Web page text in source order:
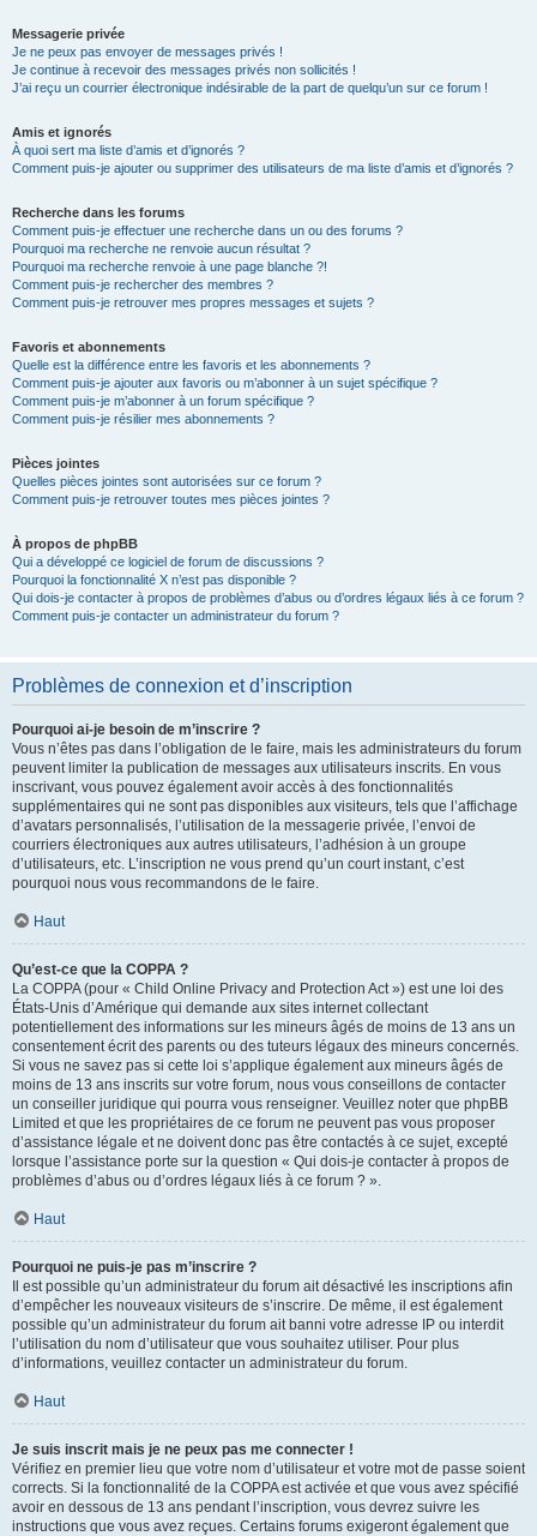
Messagerie privée
Je ne peux pas envoyer de messages privés !
Je continue à recevoir des messages privés non sollicités !
J’ai reçu un courrier électronique indésirable de la part de quelqu’un sur ce forum !
Amis et ignorés
À quoi sert ma liste d’amis et d’ignorés ?
Comment puis-je ajouter ou supprimer des utilisateurs de ma liste d’amis et d’ignorés ?
Recherche dans les forums
Comment puis-je effectuer une recherche dans un ou des forums ?
Pourquoi ma recherche ne renvoie aucun résultat ?
Pourquoi ma recherche renvoie à une page blanche ?!
Comment puis-je rechercher des membres ?
Comment puis-je retrouver mes propres messages et sujets ?
Favoris et abonnements
Quelle est la différence entre les favoris et les abonnements ?
Comment puis-je ajouter aux favoris ou m’abonner à un sujet spécifique ?
Comment puis-je m’abonner à un forum spécifique ?
Comment puis-je résilier mes abonnements ?
Pièces jointes
Quelles pièces jointes sont autorisées sur ce forum ?
Comment puis-je retrouver toutes mes pièces jointes ?
À propos de phpBB
Qui a développé ce logiciel de forum de discussions ?
Pourquoi la fonctionnalité X n’est pas disponible ?
Qui dois-je contacter à propos de problèmes d’abus ou d’ordres légaux liés à ce forum ?
Comment puis-je contacter un administrateur du forum ?
Problèmes de connexion et d’inscription
Pourquoi ai-je besoin de m’inscrire ?
Vous n’êtes pas dans l’obligation de le faire, mais les administrateurs du forum
peuvent limiter la publication de messages aux utilisateurs inscrits. En vous
inscrivant, vous pouvez également avoir accès à des fonctionnalités
supplémentaires qui ne sont pas disponibles aux visiteurs, tels que l’affichage
d’avatars personnalisés, l’utilisation de la messagerie privée, l’envoi de
courriers électroniques aux autres utilisateurs, l’adhésion à un groupe
d’utilisateurs, etc. L’inscription ne vous prend qu’un court instant, c’est
pourquoi nous vous recommandons de le faire.
Haut
Qu’est-ce que la COPPA ?
La COPPA (pour « Child Online Privacy and Protection Act ») est une loi des
États-Unis d’Amérique qui demande aux sites internet collectant
potentiellement des informations sur les mineurs âgés de moins de 13 ans un
consentement écrit des parents ou des tuteurs légaux des mineurs concernés.
Si vous ne savez pas si cette loi s’applique également aux mineurs âgés de
moins de 13 ans inscrits sur votre forum, nous vous conseillons de contacter
un conseiller juridique qui pourra vous renseigner. Veuillez noter que phpBB
Limited et que les propriétaires de ce forum ne peuvent pas vous proposer
d’assistance légale et ne doivent donc pas être contactés à ce sujet, excepté
lorsque l’assistance porte sur la question « Qui dois-je contacter à propos de
problèmes d’abus ou d’ordres légaux liés à ce forum ? ».
Haut
Pourquoi ne puis-je pas m’inscrire ?
Il est possible qu’un administrateur du forum ait désactivé les inscriptions afin
d’empêcher les nouveaux visiteurs de s’inscrire. De même, il est également
possible qu’un administrateur du forum ait banni votre adresse IP ou interdit
l’utilisation du nom d’utilisateur que vous souhaitez utiliser. Pour plus
d’informations, veuillez contacter un administrateur du forum.
Haut
Je suis inscrit mais je ne peux pas me connecter !
Vérifiez en premier lieu que votre nom d’utilisateur et votre mot de passe soient
corrects. Si la fonctionnalité de la COPPA est activée et que vous avez spécifié
avoir en dessous de 13 ans pendant l’inscription, vous devrez suivre les
instructions que vous avez reçues. Certains forums exigeront également que